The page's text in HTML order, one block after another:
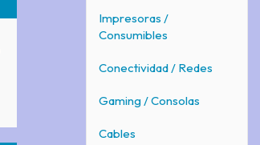
Impresoras /
Consumibles
Conectividad / Redes
Gaming / Consolas
Cables